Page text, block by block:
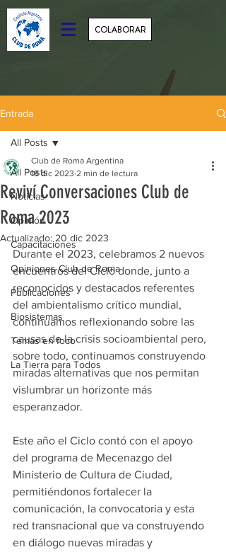
COLABORAR
Entrada
All Posts
Noticias
Opinión
Capacitaciones
Opiniones Club de Roma
Publicaciones
Biosistemas
Temas en foco
La Tierra para Todos
All Posts
Reviví Conversaciones Club de
Roma 2023
Club de Roma Argentina
18 dic 2023 2 min de lectura
Actualizado: 20 dic 2023
Durante el 2023, celebramos 2 nuevos
encuentros del Ciclo donde, junto a
reconocidos y destacados referentes
del ambientalismo crítico mundial,
continuamos reflexionando sobre las
causas de la crisis socioambiental pero,
sobre todo, continuamos construyendo
miradas alternativas que nos permitan
vislumbrar un horizonte más
esperanzador.
Este año el Ciclo contó con el apoyo
del programa de Mecenazgo del
Ministerio de Cultura de Ciudad,
permitiéndonos fortalecer la
comunicación, la convocatoria y esta
red transnacional que va construyendo
en diálogo nuevas miradas y